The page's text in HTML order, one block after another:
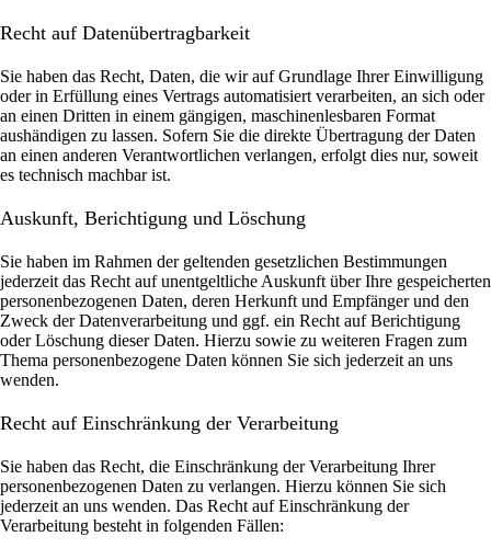
Recht auf Daten­übertrag­barkeit
Sie haben das Recht, Daten, die wir auf Grundlage Ihrer Einwilligung
oder in Erfüllung eines Vertrags automatisiert verarbeiten, an sich oder
an einen Dritten in einem gängigen, maschinenlesbaren Format
aushändigen zu lassen. Sofern Sie die direkte Übertragung der Daten
an einen anderen Verantwortlichen verlangen, erfolgt dies nur, soweit
es technisch machbar ist.
Auskunft, Berichtigung und Löschung
Sie haben im Rahmen der geltenden gesetzlichen Bestimmungen
jederzeit das Recht auf unentgeltliche Auskunft über Ihre gespeicherten
personenbezogenen Daten, deren Herkunft und Empfänger und den
Zweck der Datenverarbeitung und ggf. ein Recht auf Berichtigung
oder Löschung dieser Daten. Hierzu sowie zu weiteren Fragen zum
Thema personenbezogene Daten können Sie sich jederzeit an uns
wenden.
Recht auf Einschränkung der Verarbeitung
Sie haben das Recht, die Einschränkung der Verarbeitung Ihrer
personenbezogenen Daten zu verlangen. Hierzu können Sie sich
jederzeit an uns wenden. Das Recht auf Einschränkung der
Verarbeitung besteht in folgenden Fällen: